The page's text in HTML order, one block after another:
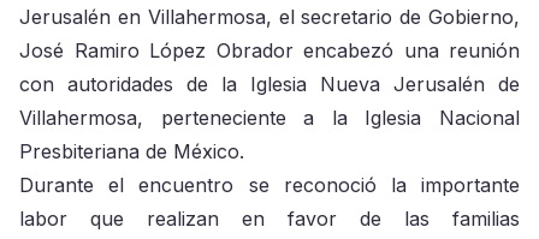
Jerusalén en Villahermosa, el secretario de Gobierno,
José Ramiro López Obrador encabezó una reunión
con autoridades de la Iglesia Nueva Jerusalén de
Villahermosa, perteneciente a la Iglesia Nacional
Presbiteriana de México.
Durante el encuentro se reconoció la importante
labor que realizan en favor de las familias